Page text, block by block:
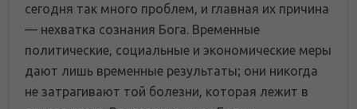
сегодня так много проблем, и главная их причина
— нехватка сознания Бога. Временные
политические, социальные и экономические меры
дают лишь временные результаты; они никогда
не затрагивают той болезни, которая лежит в